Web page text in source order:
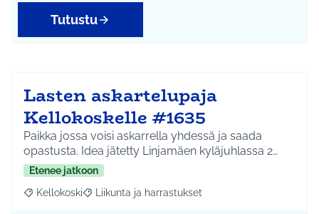
Tutustu
Lasten askartelupaja
Kellokoskelle #1635
Paikka jossa voisi askarrella yhdessä ja saada
opastusta. Idea jätetty Linjamäen kyläjuhlassa 2…
Etenee jatkoon
Rajaa tulokset aihepiirin mukaan: Kellokoski
Kellokoski Rajaa tulokset teeman mukaan: Liikunta ja
Liikunta ja harrastukset